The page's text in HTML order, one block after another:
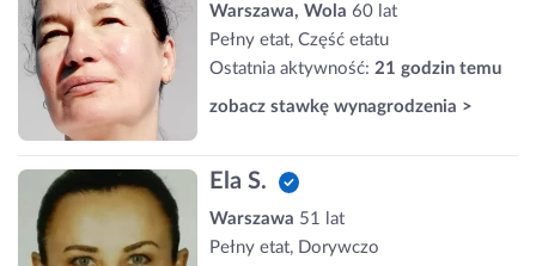
Warszawa, Wola 60 lat
Pełny etat, Część etatu
Ostatnia aktywność: 21 godzin temu
zobacz stawkę wynagrodzenia >
Ela S.
Warszawa 51 lat
Pełny etat, Dorywczo